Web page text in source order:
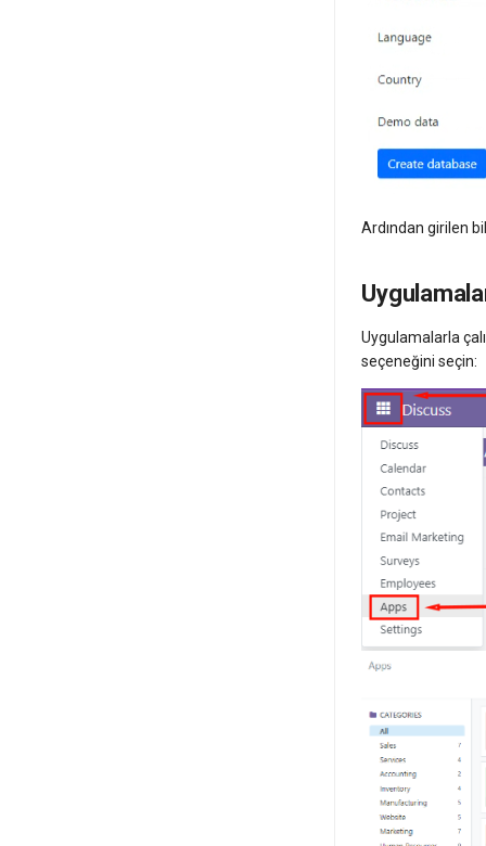
Ardından girilen
Uygulamalarla
seçeneğini seçin: